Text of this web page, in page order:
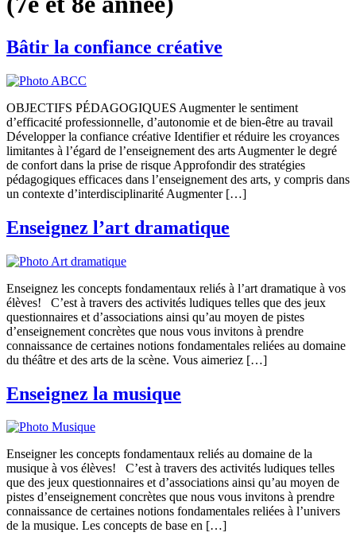
Bâtir la confiance créative
OBJECTIFS PÉDAGOGIQUES Augmenter le sentiment
d’efficacité professionnelle, d’autonomie et de bien-être au travail
Développer la confiance créative Identifier et réduire les croyances
limitantes à l’égard de l’enseignement des arts Augmenter le degré
de confort dans la prise de risque Approfondir des stratégies
pédagogiques efficaces dans l’enseignement des arts, y compris dans
un contexte d’interdisciplinarité Augmenter […]
Enseignez l’art dramatique
Enseignez les concepts fondamentaux reliés à l’art dramatique à vos
élèves! C’est à travers des activités ludiques telles que des jeux
questionnaires et d’associations ainsi qu’au moyen de pistes
d’enseignement concrètes que nous vous invitons à prendre
connaissance de certaines notions fondamentales reliées au domaine
du théâtre et des arts de la scène. Vous aimeriez […]
Enseignez la musique
Enseigner les concepts fondamentaux reliés au domaine de la
musique à vos élèves! C’est à travers des activités ludiques telles
que des jeux questionnaires et d’associations ainsi qu’au moyen de
pistes d’enseignement concrètes que nous vous invitons à prendre
connaissance de certaines notions fondamentales reliées à l’univers
de la musique. Les concepts de base en […]